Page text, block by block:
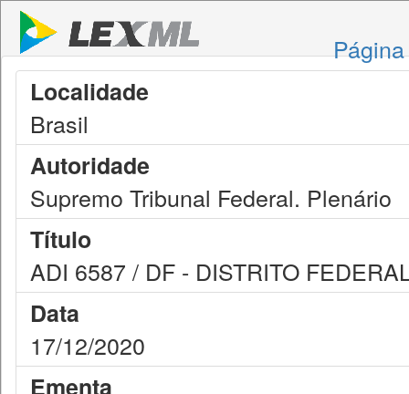
Localidade
Brasil
Autoridade
Supremo Tribunal Federal. Plenário
Título
ADI 6587 / DF - DISTRITO
Data
17/12/2020
Ementa